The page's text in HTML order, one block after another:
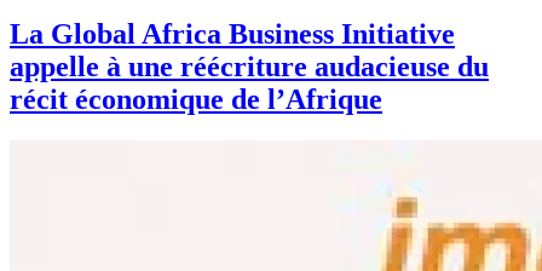
La Global Africa Business Initiative
appelle à une réécriture audacieuse du
récit économique de l’Afrique